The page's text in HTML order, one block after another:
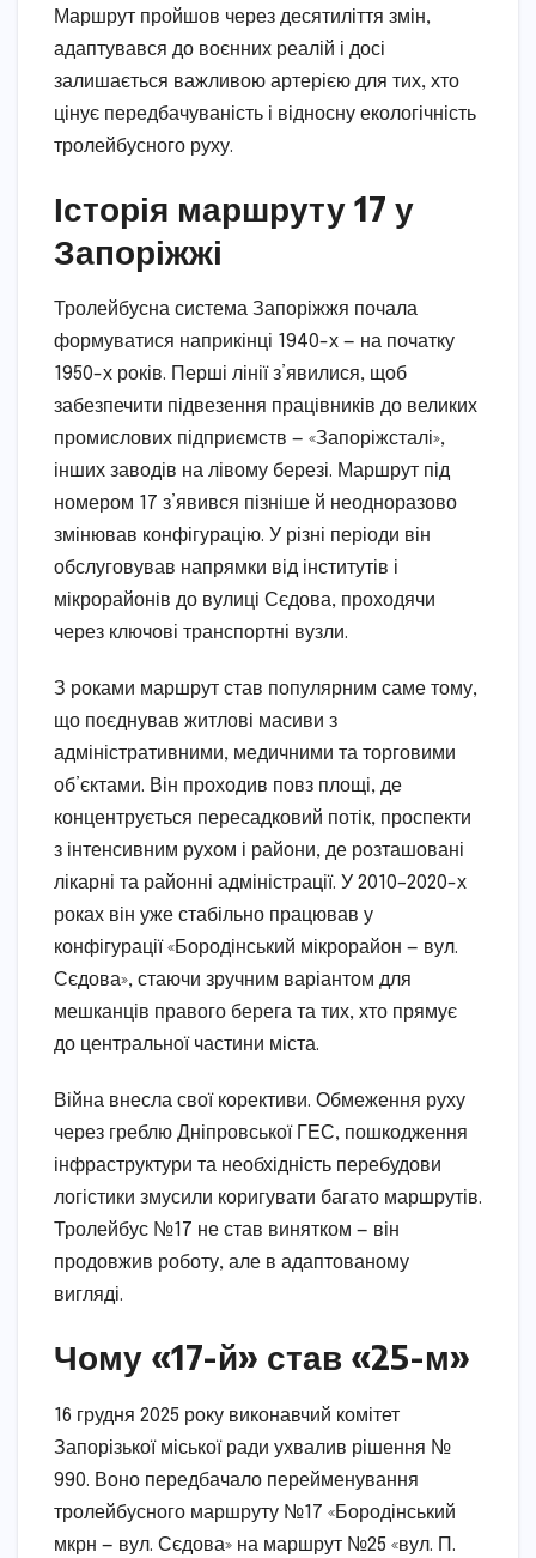
Маршрут пройшов через десятиліття змін,
адаптувався до воєнних реалій і досі
залишається важливою артерією для тих, хто
цінує передбачуваність і відносну екологічність
тролейбусного руху.
Історія маршруту 17 у
Запоріжжі
Тролейбусна система Запоріжжя почала
формуватися наприкінці 1940-х — на початку
1950-х років. Перші лінії з’явилися, щоб
забезпечити підвезення працівників до великих
промислових підприємств — «Запоріжсталі»,
інших заводів на лівому березі. Маршрут під
номером 17 з’явився пізніше й неодноразово
змінював конфігурацію. У різні періоди він
обслуговував напрямки від інститутів і
мікрорайонів до вулиці Сєдова, проходячи
через ключові транспортні вузли.
З роками маршрут став популярним саме тому,
що поєднував житлові масиви з
адміністративними, медичними та торговими
об’єктами. Він проходив повз площі, де
концентрується пересадковий потік, проспекти
з інтенсивним рухом і райони, де розташовані
лікарні та районні адміністрації. У 2010–2020-х
роках він уже стабільно працював у
конфігурації «Бородінський мікрорайон — вул.
Сєдова», стаючи зручним варіантом для
мешканців правого берега та тих, хто прямує
до центральної частини міста.
Війна внесла свої корективи. Обмеження руху
через греблю Дніпровської ГЕС, пошкодження
інфраструктури та необхідність перебудови
логістики змусили коригувати багато маршрутів.
Тролейбус №17 не став винятком — він
продовжив роботу, але в адаптованому
вигляді.
Чому «17-й» став «25-м»
16 грудня 2025 року виконавчий комітет
Запорізької міської ради ухвалив рішення №
990. Воно передбачало перейменування
тролейбусного маршруту №17 «Бородінський
мкрн — вул. Сєдова» на маршрут №25 «вул. П.